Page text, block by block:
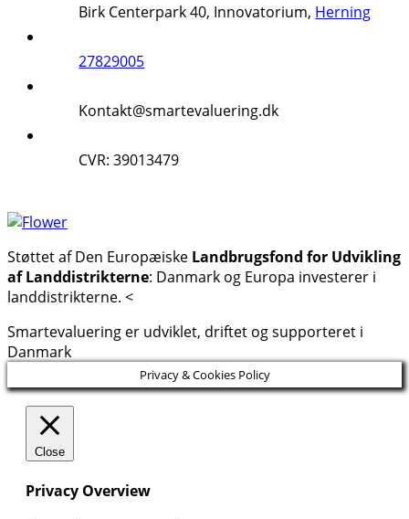
Birk Centerpark 40, Innovatorium, Herning
27829005
Kontakt@smartevaluering.dk
CVR: 39013479
Støttet af Den Europæiske Landbrugsfond for Udvikling
af Landdistrikterne: Danmark og Europa investerer i
landdistrikterne. <
Smartevaluering er udviklet, driftet og supporteret i
Danmark
Privacy & Cookies Policy
Close
Privacy Overview